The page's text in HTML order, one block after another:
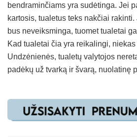
bendraminčiams yra sudėtinga. Jei
kartosis, tualetus teks nakčiai
bus neveiksminga, tuomet tualetai
Kad tualetai čia yra reikalingi,
Undzėnienės, tualetų valytojos
padėkų už tvarką ir švarą, nuolatinę